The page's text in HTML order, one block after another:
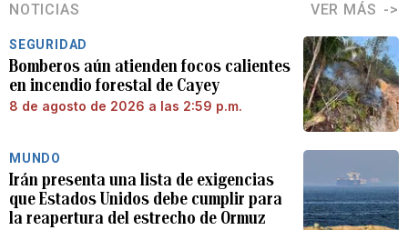
NOTICIAS VER MÁS
SEGURIDAD
Bomberos aún atienden focos calientes
en incendio forestal de Cayey
8 de agosto de 2026 a las 2:59 p.m.
MUNDO
Irán presenta una lista de exigencias
que Estados Unidos debe cumplir para
la reapertura del estrecho de Ormuz